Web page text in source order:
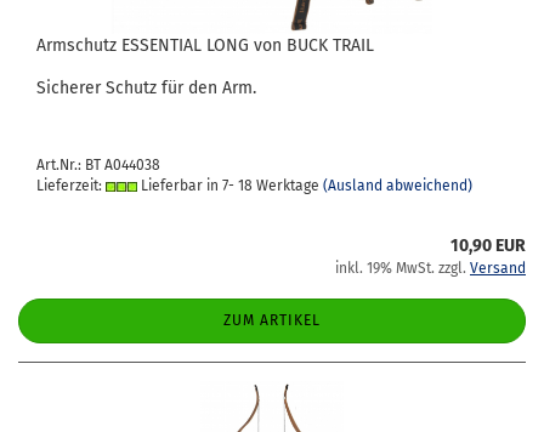
Arm­schutz ES­SEN­TI­AL LONG von BUCK TRAIL
Si­che­rer Schutz für den Arm.
Art.Nr.: BT A044038
Lieferzeit:
Lieferbar in 7- 18 Werktage (Ausland abweichend)
10,90 EUR
inkl. 19% MwSt. zzgl. Versand
ZUM ARTIKEL